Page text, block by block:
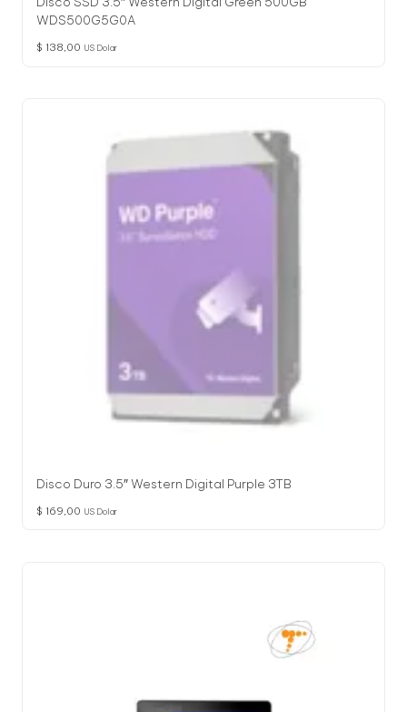
WDS500G5G0A
$ 138,00 US Dolar
Disco Duro 3.5″ Western Digital Purple 3TB
$ 169,00 US Dolar